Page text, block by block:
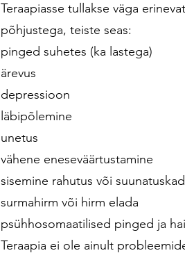
Teraapiasse tullakse väga
põhjustega, teiste seas:
pinged suhetes (ka lastega)
ärevus
depressioon
läbipõlemine
unetus
vähene eneseväärtustamine
sisemine rahutus või
surmahirm või hirm elada
psühhosomaatilised pinged ja
Teraapia ei ole ainult